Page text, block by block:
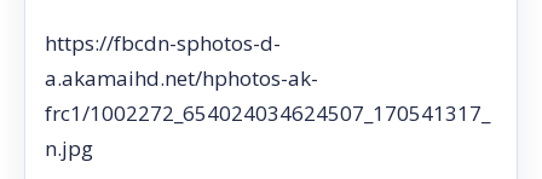
https://fbcdn-sphotos-d-
a.akamaihd.net/hphotos-ak-
frc1/1002272_654024034624507_170541317_
n.jpg